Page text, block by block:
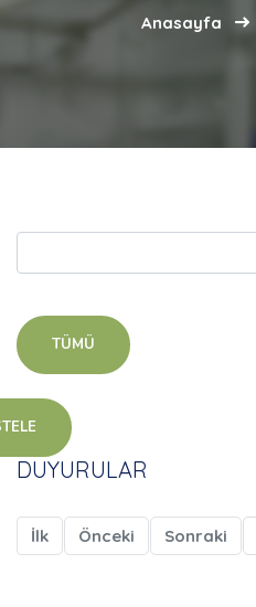
Anasayfa
TÜMÜ
DUYURULAR
İlk Önceki Sonraki